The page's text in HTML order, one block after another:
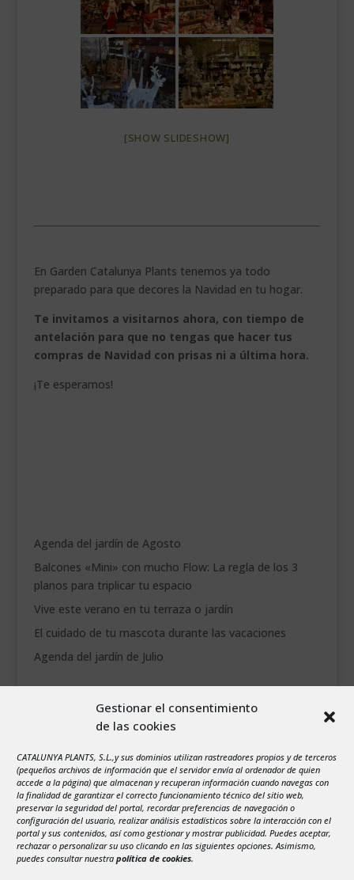
Gestionar el consentimiento
de las cookies
CATALUNYA PLANTS, S.L.,y sus dominios utilizan rastreadores propios y de terceros
(pequeños archivos de información que el servidor envía al ordenador de quien
accede a la página) que almacenan y recuperan información cuando navegas con
la finalidad de garantizar el correcto funcionamiento técnico del sitio web,
preservar la seguridad del portal, recordar preferencias de navegación o
configuración del usuario, realizar análisis estadísticos sobre la interacción con el
portal y sus contenidos, así como gestionar y mostrar publicidad. Puedes aceptar,
rechazar o personalizar su uso clicando en las siguientes opciones. Asimismo,
puedes consultar nuestra política de cookies.
[SHOW SLIDESHOW]
En Garden Catalunya Plants tenemos ya todo
preparado para que decores la Navidad en tu hogar.
Te invitamos a visitarnos ahora, con tiempo de
antelación para que no tengas que hacer tus
compras de Navidad con prisas ni a última hora.
¡Te esperamos!
Agenda del jardín de Agosto
Balcones «Mini» con mucho Flow: La regla de los 3
planos para triplicar tu espacio
Vive este verano en tu terraza o jardín
El cuidado de tu mascota durante las vacaciones
Agenda del jardín de Julio
X J V S
3
4 5 6 7 8
9
10
11 12 13 14 15
16
17
18 19 20 21 22
23
24
25 26 27 28 29
30
31